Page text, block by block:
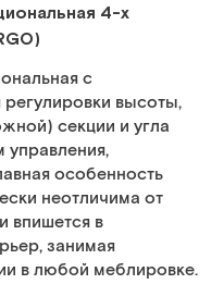
4-х
с
высоты,
секции и угла
управления,
особенность
неотличима от
впишется в
занимая
в любой меблировке.